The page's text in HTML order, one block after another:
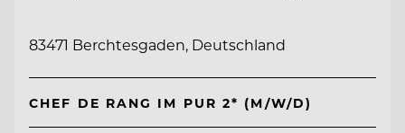
83471 Berchtesgaden, Deutschland
CHEF DE RANG IM PUR 2* (M/W/D)